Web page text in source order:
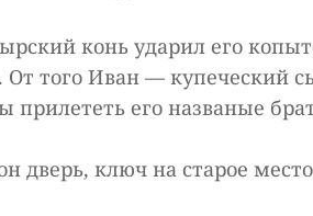
конь ударил его
того Иван — купеческий
его названые
дверь, ключ на старое